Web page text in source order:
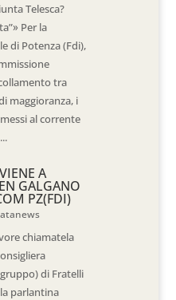
Telesca?
Per la
di Potenza (Fdi),
tra
maggioranza, i
al corrente
A
GALGANO
PZ(FDI)
chiamatela
di Fratelli
parlantina